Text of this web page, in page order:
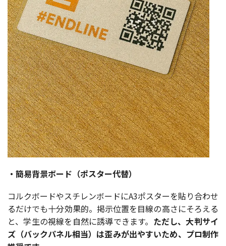
・簡易背景ボード（ポスター代替）
コルクボードやスチレンボードにA3ポスターを貼り合わせ
るだけでも十分効果的。掲示位置を目線の高さにそろえる
と、学生の視線を自然に誘導できます。 ただし、大判サイ
ズ（バックパネル相当）は歪みが出やすいため、プロ制作